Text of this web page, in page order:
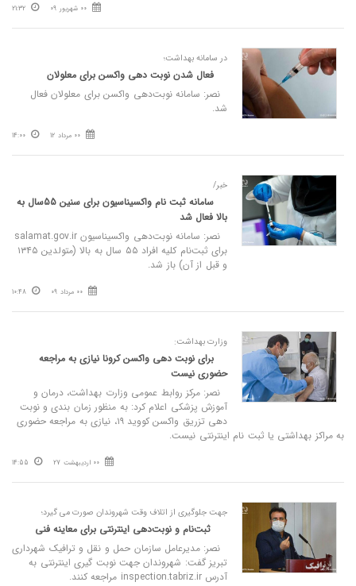
00 شهریور 09 21:32
در سامانه بهداشت؛
فعال شدن نوبت دهی واکسن برای معلولان
نصر: سامانه نوبت‌دهی واکسن برای معلولان فعال
شد.
00 مرداد 12 14:00
خبر/
سامانه ثبت نام واکسیناسیون برای سنین 55سال به
بالا فعال شد
نصر: سامانه نوبت‌دهی واکسیناسیون salamat.gov.ir
برای ثبت‌نام کلیه افراد ۵۵ سال به بالا (متولدین ۱۳۴۵
و قبل از آن) باز شد.
00 مرداد 09 10:48
وزارت بهداشت:
برای نوبت دهی واکسن کرونا نیازی به مراجعه
حضوری نیست
نصر: مرکز روابط عمومی وزارت بهداشت، درمان و
آموزش پزشکی اعلام کرد: به منظور زمان بندی و نوبت
دهی تزریق واکسن کووید ۱۹، نیازی به مراجعه حضوری
به مراکز بهداشتی یا ثبت نام اینترنتی نیست.
00 اردیبهشت 27 14:55
جهت جلوگیری از اتلاف وقت شهروندان صورت می گیرد؛
ثبت‌نام و نوبت‌دهی اینترنتی برای معاینه فنی
نصر: مدیرعامل سازمان حمل و نقل و ترافیک شهرداری
تبریز گفت: شهروندان جهت نوبت گیری اینترنتی به
آدرس inspection.tabriz.ir مراجعه کنند.